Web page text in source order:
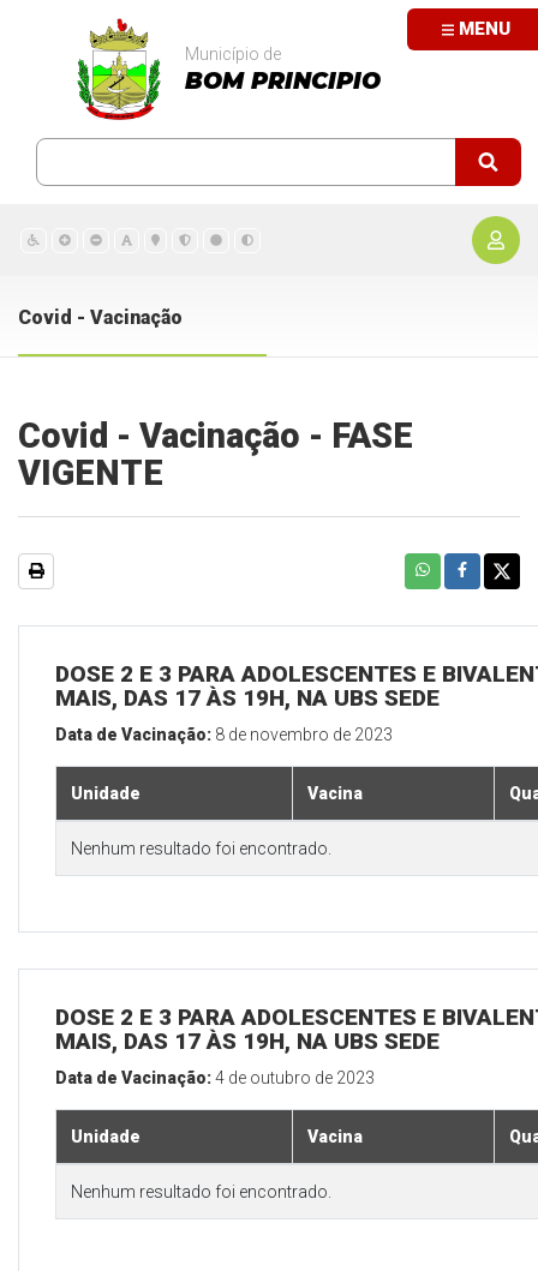
MENU
Município de
BOM PRINCIPIO
Covid - Vacinação
Covid - Vacinação - FASE
VIGENTE
DOSE 2 E 3 PARA ADOLESCENTES E
MAIS, DAS 17 ÀS 19H, NA UBS SEDE
Data de Vacinação: 8 de novembro de 2023
Unidade Vacina
Nenhum resultado foi encontrado.
DOSE 2 E 3 PARA ADOLESCENTES E
MAIS, DAS 17 ÀS 19H, NA UBS SEDE
Data de Vacinação:4 de outubro de 2023
Unidade Vacina
Nenhum resultado foi encontrado.